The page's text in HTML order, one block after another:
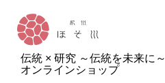
伝統 × 研究 ～伝統を未来に～
オンラインショップ